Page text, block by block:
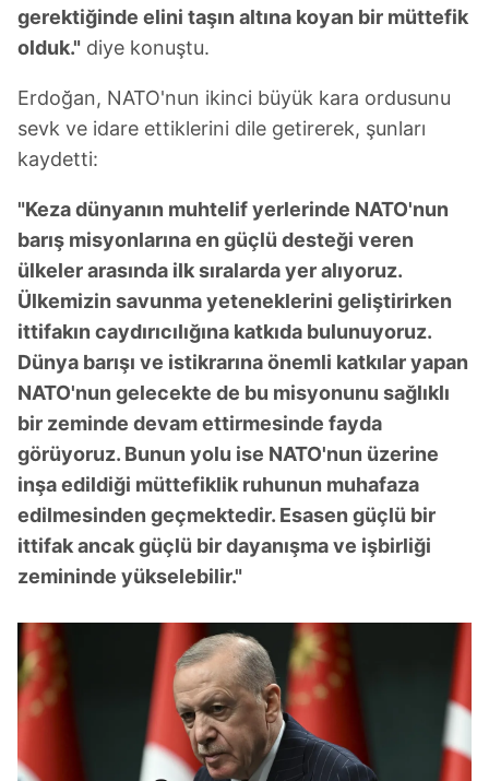
gerektiğinde elini taşın altına koyan bir müttefik
olduk." diye konuştu.
Erdoğan, NATO'nun ikinci büyük kara ordusunu
sevk ve idare ettiklerini dile getirerek, şunları
kaydetti:
"Keza dünyanın muhtelif yerlerinde NATO'nun
barış misyonlarına en güçlü desteği veren
ülkeler arasında ilk sıralarda yer alıyoruz.
Ülkemizin savunma yeteneklerini geliştirirken
ittifakın caydırıcılığına katkıda bulunuyoruz.
Dünya barışı ve istikrarına önemli katkılar yapan
NATO'nun gelecekte de bu misyonunu sağlıklı
bir zeminde devam ettirmesinde fayda
görüyoruz. Bunun yolu ise NATO'nun üzerine
inşa edildiği müttefiklik ruhunun muhafaza
edilmesinden geçmektedir. Esasen güçlü bir
ittifak ancak güçlü bir dayanışma ve işbirliği
zemininde yükselebilir."